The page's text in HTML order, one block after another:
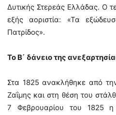
Δυτικής Στερεάς Ελλάδας. Ο
εξής αοριστία: «Τα
Πατρίδος».
Το Β΄ δάνειο της
Στα 1825 ανακλήθηκε από
Ζαΐμης και στη θέση του
7 Φεβρουαρίου του 1825 η